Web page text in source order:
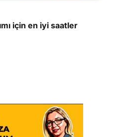
için en iyi saatler